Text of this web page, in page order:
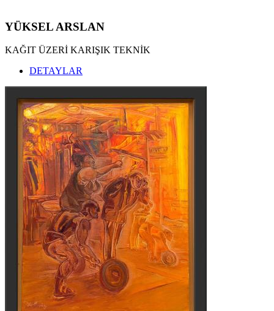
YÜKSEL ARSLAN
KAĞIT ÜZERİ KARIŞIK TEKNİK
DETAYLAR